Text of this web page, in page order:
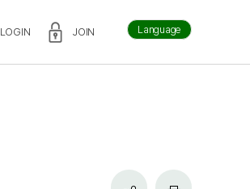
LOGIN JOIN Language